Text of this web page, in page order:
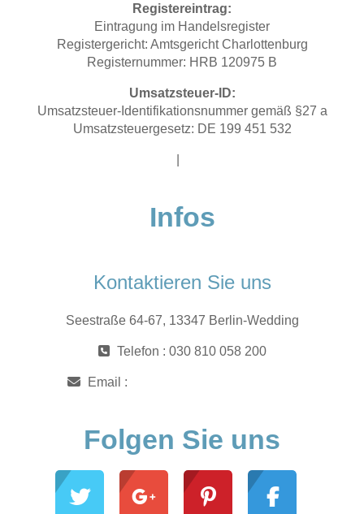
Registereintrag:
Eintragung im Handelsregister
Registergericht: Amtsgericht Charlottenburg
Registernummer: HRB 120975 B
Umsatzsteuer-ID:
Umsatzsteuer-Identifikationsnummer gemäß §27 a
Umsatzsteuergesetz: DE 199 451 532
Infos
Kontaktieren Sie uns
Seestraße 64-67, 13347 Berlin-Wedding
Telefon : 030 810 058 200
Email :
Folgen Sie uns